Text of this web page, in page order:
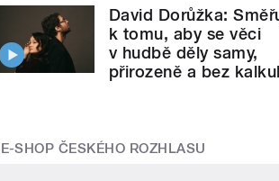
David Dorůžka:
k tomu, aby se věci
v hudbě děly samy,
přirozeně a bez
E-SHOP ČESKÉHO ROZHLASU